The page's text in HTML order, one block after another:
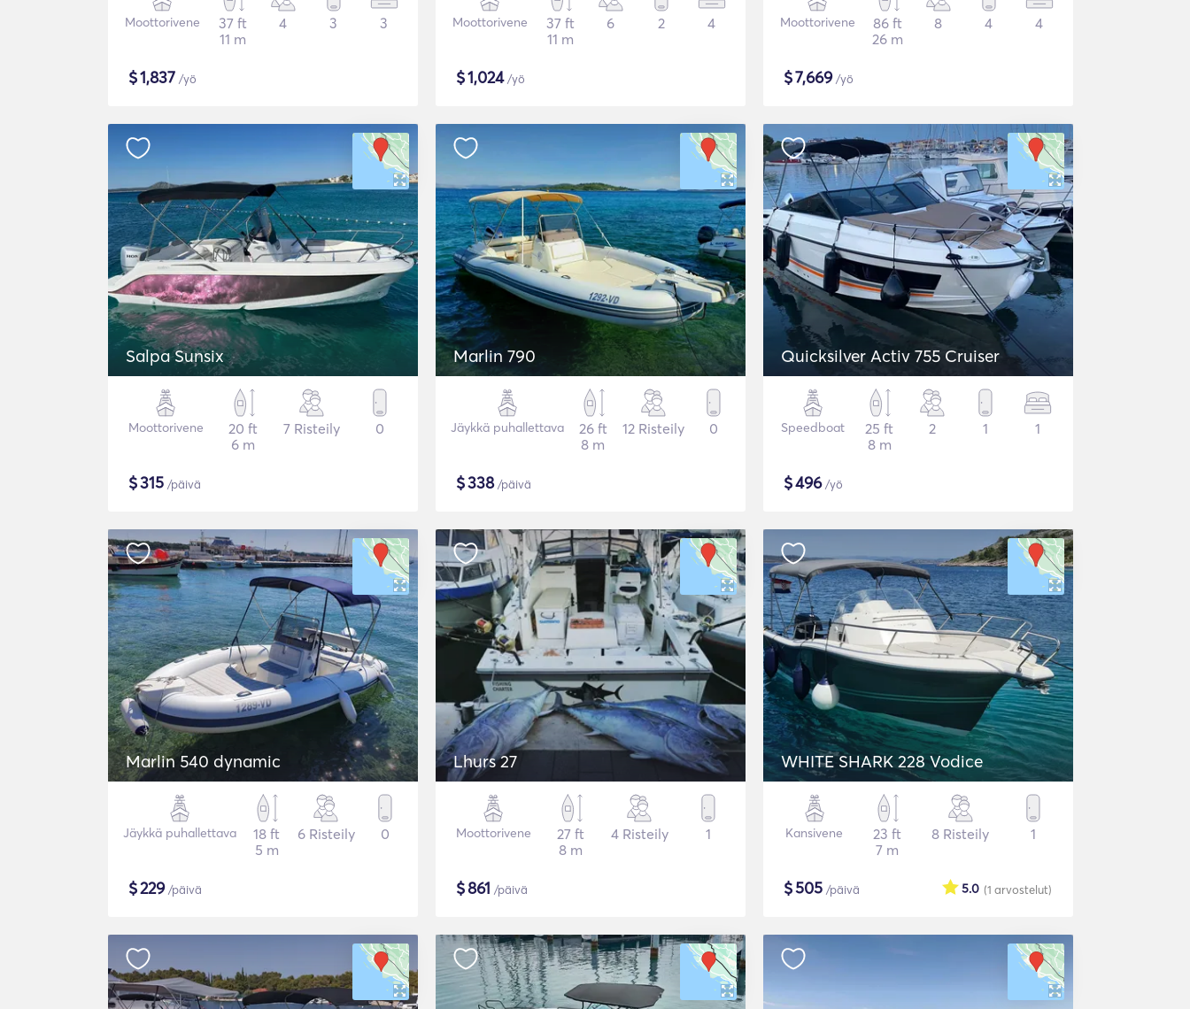
Moottorivene
37 ft
11 m
4 3 3
$1,837 /yö
Moottorivene
37 ft
11 m
6 2 4
$1,024/yö
Moottorivene
86 ft
26 m
8 4 4
$7,669/yö
Salpa Sunsix
Moottorivene
20 ft
6 m
7 Risteily 0
$315 /päivä
Marlin 790
Jäykkä puhallettava
26 ft
8 m
12 Risteily 0
$338/päivä
Quicksilver Activ 755 Cruiser
Speedboat
25 ft
8 m
2 1 1
$496/yö
Marlin 540 dynamic
Jäykkä puhallettava
18 ft
5 m
6 Risteily 0
$229/päivä
Lhurs 27
Moottorivene
27 ft
8 m
4 Risteily 1
$861 /päivä
WHITE SHARK 228 Vodice
Kansivene
23 ft
7 m
8 Risteily 1
$505 /päivä (1 arvostelut)
5.0